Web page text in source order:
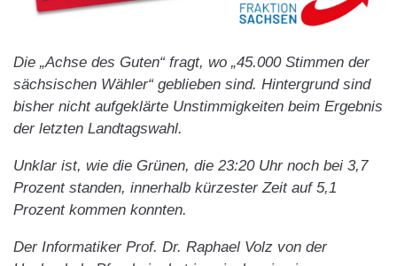
Die „Achse des Guten“ fragt, wo „45.000 Stimmen der
sächsischen Wähler“ geblieben sind. Hintergrund sind
bisher nicht aufgeklärte Unstimmigkeiten beim Ergebnis
der letzten Landtagswahl.
Unklar ist, wie die Grünen, die 23:20 Uhr noch bei 3,7
Prozent standen, innerhalb kürzester Zeit auf 5,1
Prozent kommen konnten.
Der Informatiker Prof. Dr. Raphael Volz von der